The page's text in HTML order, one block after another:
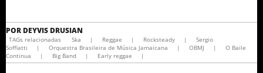
POR DEYVIS DRUSIAN
TAGs relacionadas Ska | Reggae | Rocksteady |
Sergio
Soffiatti
| Orquestra Brasileira de Música Jamaicana | OBMJ |
O Baile
Continua
| Big Band | Early reggae |